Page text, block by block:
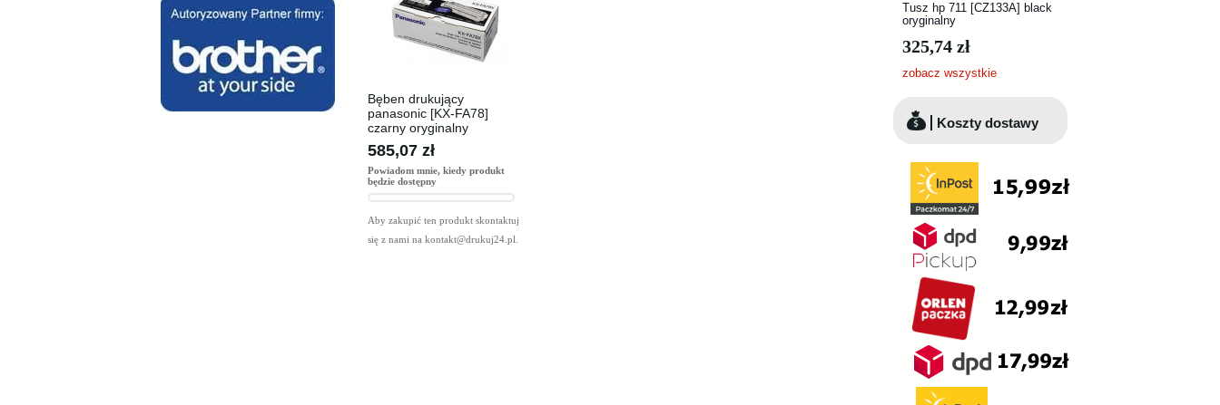
Bęben drukujący
panasonic [KX-FA78]
czarny oryginalny
585,07 zł
Powiadom mnie, kiedy produkt
będzie dostępny
Aby zakupić ten produkt skontaktuj
się z nami na kontakt@drukuj24.pl
Tusz hp 711 [CZ133A] black
oryginalny
325,74 zł
zobacz wszystkie
Koszty dostawy